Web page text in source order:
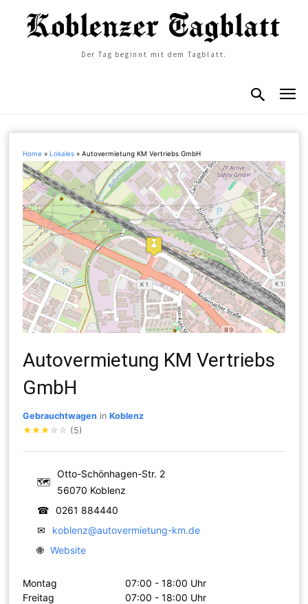
Der Tag beginnt mit dem Tagblatt.
Home »Lokales »Autovermietung KM Vertriebs GmbH
Autovermietung KM Vertriebs
GmbH
Gebrauchtwagen inKoblenz
★★★ ☆ ☆ (5)
🗺
Otto-Schönhagen-Str. 2
56070 Koblenz
☎
0261 884440
✉
koblenz@autovermietung-km.de
🌐 Website
Montag
07:00 - 18:00 Uhr
Freitag
07:00 - 18:00 Uhr